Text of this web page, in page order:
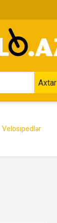
Axtar
Velosipedlər